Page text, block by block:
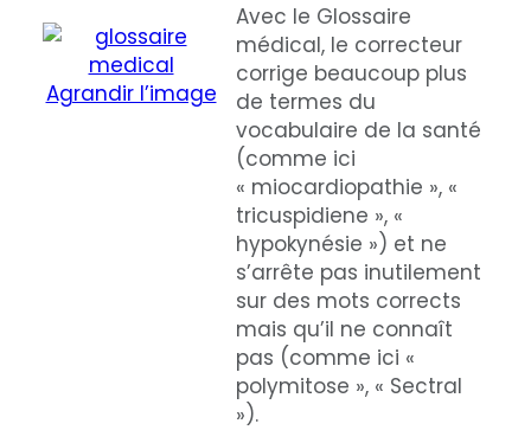
Agrandir l’image
Avec le Glossaire
médical, le correcteur
corrige beaucoup plus
de termes du
vocabulaire de la santé
(comme ici
« miocardiopathie », «
tricuspidiene », «
hypokynésie ») et ne
s’arrête pas inutilement
sur des mots corrects
mais qu’il ne connaît
pas (comme ici «
polymitose », « Sectral
»).